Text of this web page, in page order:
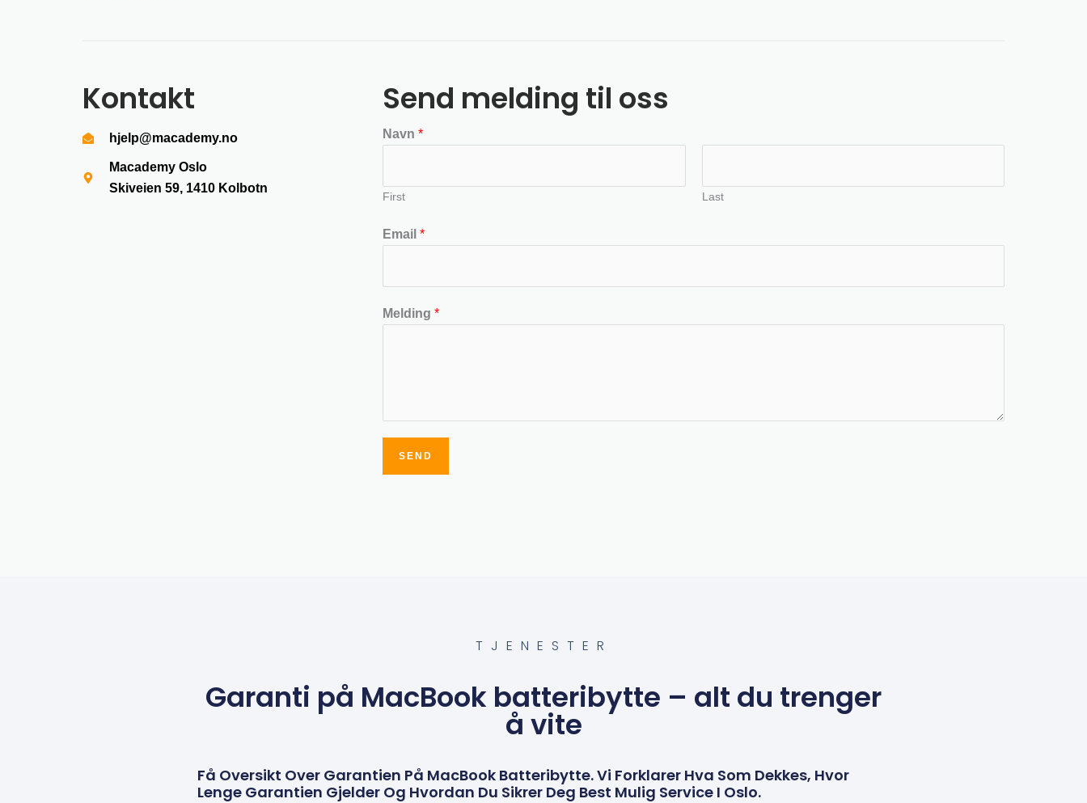
Kontakt
hjelp@macademy.no
Macademy Oslo
Skiveien 59, 1410 Kolbotn
Send melding til oss
Navn*
First Last
Email*
Melding*
SEND
TJENESTER
Garanti på MacBook batteribytte – alt du trenger
å vite
Få Oversikt Over Garantien På MacBook Batteribytte. Vi Forklarer Hva Som Dekkes, Hvor
Lenge Garantien Gjelder Og Hvordan Du Sikrer Deg Best Mulig Service I Oslo.